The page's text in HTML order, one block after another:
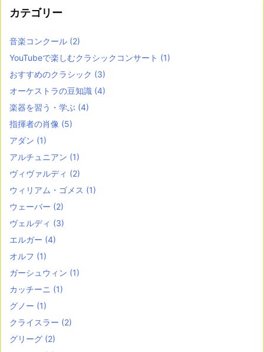
カテゴリー
音楽コンクール (2)
YouTubeで楽しむクラシックコンサート (1)
おすすめのクラシック (3)
オーケストラの豆知識 (4)
楽器を習う・学ぶ (4)
指揮者の肖像 (5)
アダン (1)
アルチュニアン (1)
ヴィヴァルディ (2)
ウィリアム・ゴメス (1)
ウェーバー (2)
ヴェルディ (3)
エルガー (4)
オルフ (1)
ガーシュウィン (1)
カッチーニ (1)
グノー (1)
クライスラー (2)
グリーグ (2)